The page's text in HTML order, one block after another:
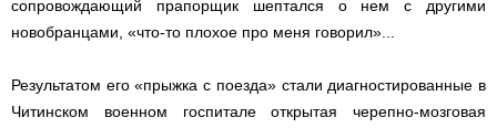
сопровождающий прапорщик шептался о нем с другими
новобранцами, «что-то плохое про меня говорил»...
Результатом его «прыжка с поезда» стали диагностированные в
Читинском военном госпитале открытая черепно-мозговая